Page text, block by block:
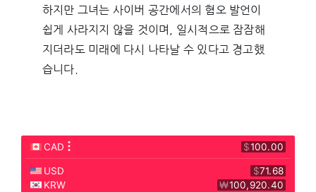
하지만 그녀는 사이버 공간에서의 혐오 발언이
쉽게 사라지지 않을 것이며, 일시적으로 잠잠해
지더라도 미래에 다시 나타날 수 있다고 경고했
습니다.